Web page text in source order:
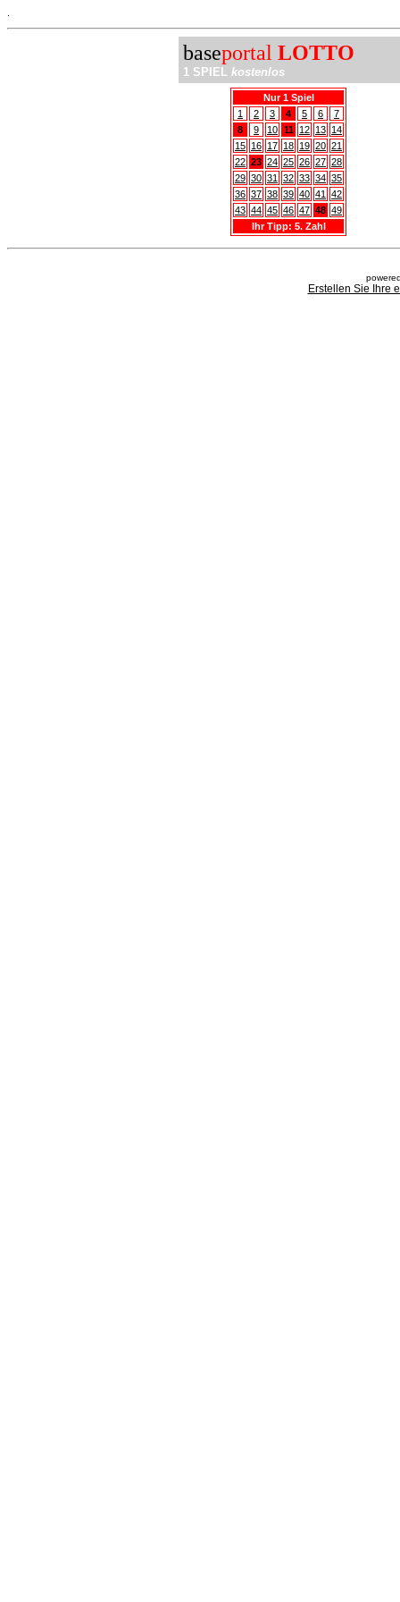
baseportal LOTTO
1 SPIEL kostenlos
Nur 1 Spiel
1
2 3 4 5 6
7
8
9 10 11 12 13 14
15 16 17 18 19 20 21
22 23 24 25 26 27 28
29 30 31 32 33 34 35
36 37 38 39 40 41
42
43 44 45 46 47 48 49
Ihr Tipp: 5. Zahl
Erstellen Sie Ihre